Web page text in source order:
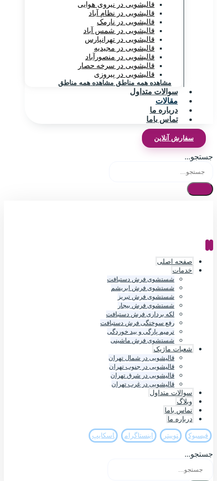
قالیشویی در نیروی هوایی
قالیشویی در نظام آباد
قالیشویی در نارمک
قالیشویی در شمس آباد
قالیشویی در تهرانپارس
قالیشویی در مجیدیه
قالیشویی در منصورآباد
قالیشویی در سرخه حصار
قالیشویی در پیروزی
مشاهده همه مناطق مشاهده همه مناطق
سوالات متداول
مقالات
درباره ما
تماس باما
سفارش آنلاین
جستجو...
صفحه اصلی
خدمات
شستشوی فرش دستبافت
شستشوی فرش ابریشم
شستشوی فرش تبریز
شستشوی فرش بیجار
لکه برداری فرش دستبافت
رفع سوختگی فرش دستبافت
ترمیم پارگی و بید خوردگی
شستشوی فرش ماشینی
شعبات ماژیک
قالیشویی در شمال تهران
قالیشویی در جنوب تهران
قالیشویی در شرق تهران
قالیشویی در غرب تهران
سوالات متداول
وبلاگ
تماس باما
درباره ما
فيسبوک تويیتر اینستاگرام اسکایپ
جستجو...